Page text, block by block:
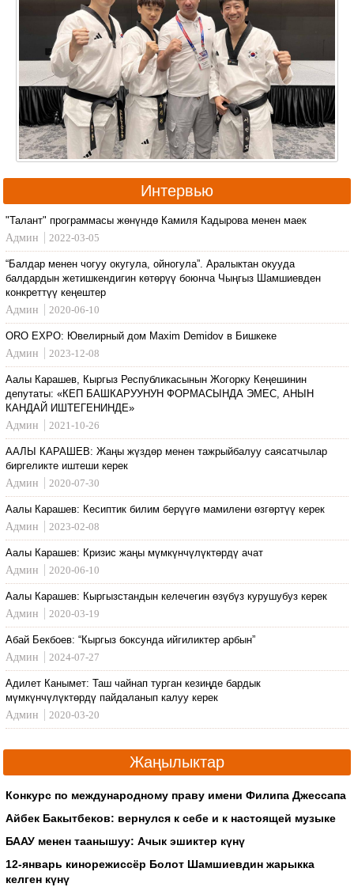
Интервью
"Талант" программасы жөнүндө Камиля Кадырова менен маек
Админ
2022-03-05
“Балдар менен чогуу окугула, ойногула”. Аралыктан окууда
балдардын жетишкендигин көтөрүү боюнча Чыңгыз Шамшиевден
конкреттүү кеңештер
Админ
2020-06-10
ORO EXPO: Ювелирный дом Maxim Demidov в Бишкеке
Админ
2023-12-08
Аалы Карашев, Кыргыз Республикасынын Жогорку Кеңешинин
депутаты: «КЕП БАШКАРУУНУН ФОРМАСЫНДА ЭМЕС, АНЫН
КАНДАЙ ИШТЕГЕНИНДЕ»
Админ
2021-10-26
ААЛЫ КАРАШЕВ: Жаңы жүздөр менен тажрыйбалуу саясатчылар
биргеликте иштеши керек
Админ
2020-07-30
Аалы Карашев: Кесиптик билим берүүгө мамилени өзгөртүү керек
Админ
2023-02-08
Аалы Карашев: Кризис жаңы мүмкүнчүлүктөрдү ачат
Админ
2020-06-10
Аалы Карашев: Кыргызстандын келечегин өзүбүз курушубуз керек
Админ
2020-03-19
Абай Бекбоев: “Кыргыз боксунда ийгиликтер арбын”
Админ
2024-07-27
Адилет Канымет: Таш чайнап турган кезиңде бардык
мүмкүнчүлүктөрдү пайдаланып калуу керек
Админ
2020-03-20
Жаңылыктар
Конкурс по международному праву имени Филипа Джессапа
Айбек Бакытбеков: вернулся к себе и к настоящей музыке
БААУ менен таанышуу: Ачык эшиктер күнү
12-январь кинорежиссёр Болот Шамшиевдин жарыкка
келген күнү